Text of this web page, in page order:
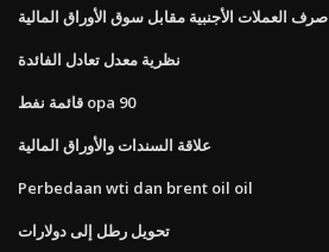
صرف العملات الأجنبية مقابل سوق الأوراق المالية
نظرية معدل تعادل الفائدة
قائمة نفط opa 90
علاقة السندات والأوراق المالية
Perbedaan wti dan brent oil oil
تحويل رطل إلى دولارات